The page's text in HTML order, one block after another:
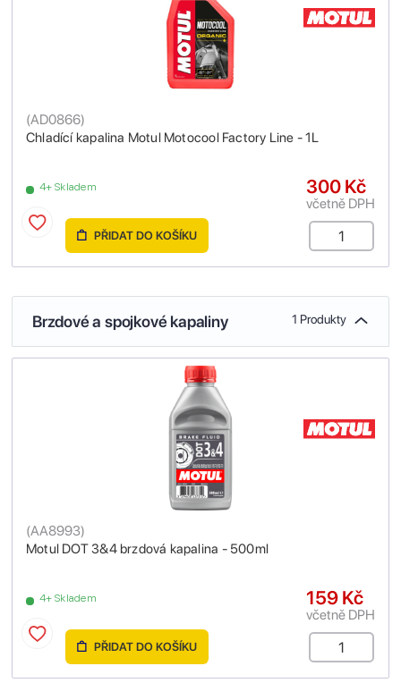
Chladící kapalina Motul Motocool Factory Line - 1L
(AD0866)
4+ Skladem 300 Kč
včetně DPH
PŘIDAT DO KOŠÍKU
Brzdové a spojkové kapaliny 1 Produkty
Motul DOT 3&4 brzdová kapalina - 500ml
(AA8993)
4+ Skladem 159 Kč
včetně DPH
PŘIDAT DO KOŠÍKU